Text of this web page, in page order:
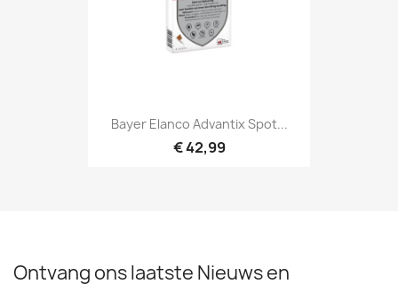
Bayer Elanco Advantix Spot...
€ 42,99
Ontvang ons laatste Nieuws en